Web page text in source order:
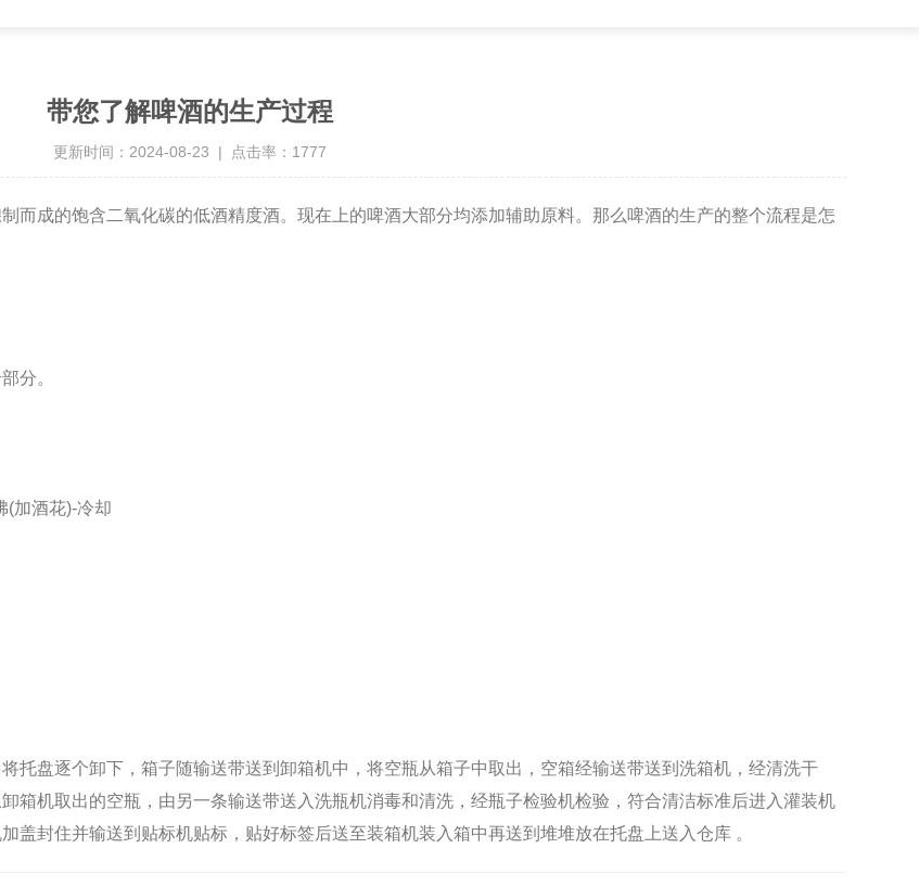
带您了解啤酒的生产过程
更新时间：2024-08-23 | 点击率：1777
成的饱含二氧化碳的低酒精度酒。现在上的啤酒大部分均添加辅助原料。那么啤酒的生产的整个流程是怎
分。
加酒花)-冷却
盘逐个卸下，箱子随输送带送到卸箱机中，将空瓶从箱子中取出，空箱经输送带送到洗箱机，经清洗干
箱机取出的空瓶，由另一条输送带送入洗瓶机消毒和清洗，经瓶子检验机检验，符合清洁标准后进入灌装机
盖封住并输送到贴标机贴标，贴好标签后送至装箱机装入箱中再送到堆堆放在托盘上送入仓库 。